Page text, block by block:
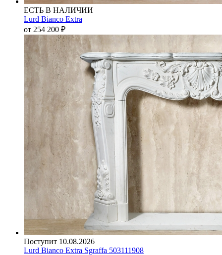
ЕСТЬ В НАЛИЧИИ
Lurd Bianco Extra
от 254 200 ₽
Поступит 10.08.2026
Lurd Bianco Extra Sgraffa 503111908